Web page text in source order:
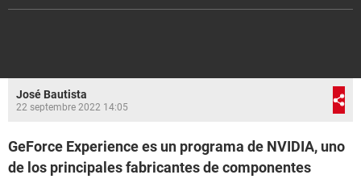
José Bautista
22 septembre 2022 14:05
GeForce Experience es un programa de NVIDIA, uno
de los principales fabricantes de componentes